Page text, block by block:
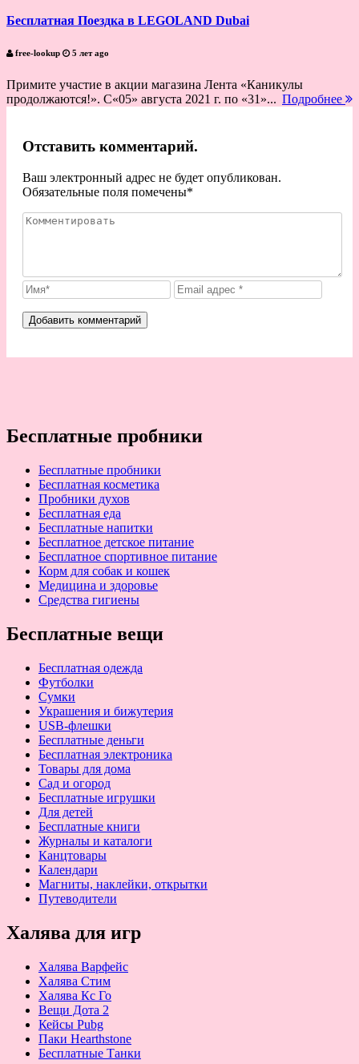
Бесплатная Поездка в LEGOLAND Dubai
free-lookup 5 лет ago
Примите участие в акции магазина Лента «Каникулы
продолжаются!». С«05» августа 2021 г. по «31»... Подробнее
Отставить комментарий.
Ваш электронный адрес не будет опубликован.
Обязательные поля помечены*
Бесплатные пробники
Бесплатные пробники
Бесплатная косметика
Пробники духов
Бесплатная еда
Бесплатные напитки
Бесплатное детское питание
Бесплатное спортивное питание
Корм для собак и кошек
Медицина и здоровье
Средства гигиены
Бесплатные вещи
Бесплатная одежда
Футболки
Сумки
Украшения и бижутерия
USB-флешки
Бесплатные деньги
Бесплатная электроника
Товары для дома
Сад и огород
Бесплатные игрушки
Для детей
Бесплатные книги
Журналы и каталоги
Канцтовары
Календари
Магниты, наклейки, открытки
Путеводители
Халява для игр
Халява Варфейс
Халява Стим
Халява Кс Го
Вещи Дота 2
Кейсы Pubg
Паки Hearthstone
Бесплатные Танки